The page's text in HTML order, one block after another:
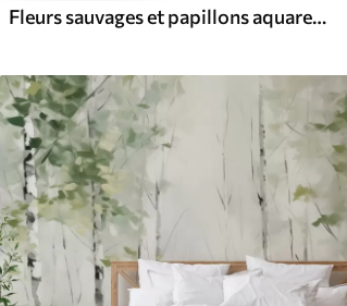
Fleurs sauvages et papillons aquarelles